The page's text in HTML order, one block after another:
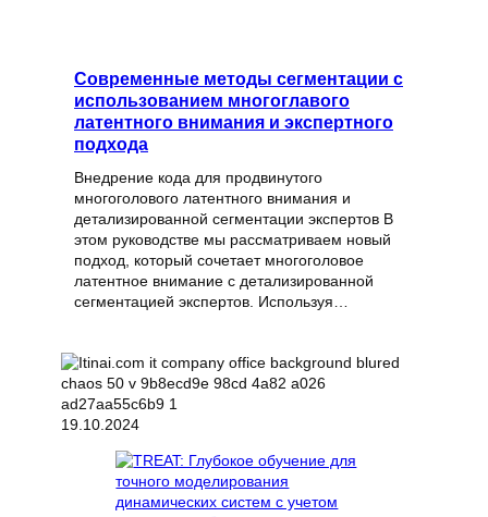
Современные методы сегментации с
использованием многоглавого
латентного внимания и экспертного
подхода
Внедрение кода для продвинутого
многоголового латентного внимания и
детализированной сегментации экспертов В
этом руководстве мы рассматриваем новый
подход, который сочетает многоголовое
латентное внимание с детализированной
сегментацией экспертов. Используя…
19.10.2024